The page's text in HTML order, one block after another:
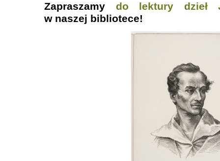
Zapraszamy do lektury dzieł
w naszej bibliotece!